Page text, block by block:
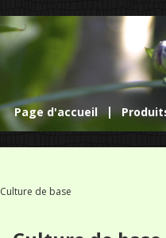
Page d'accueil
Culture de base